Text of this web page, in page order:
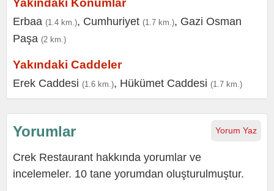
Yakındaki Konumlar
Erbaa (1.4 km.), Cumhuriyet (1.7 km.), Gazi Osman
Paşa (2 km.)
Yakındaki Caddeler
Erek Caddesi (1.6 km.), Hükümet Caddesi (1.7 km.)
Yorum Yaz
Yorumlar
Crek Restaurant hakkında yorumlar ve
incelemeler. 10 tane yorumdan oluşturulmuştur.